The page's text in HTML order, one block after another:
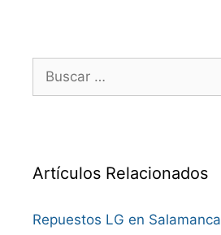
Buscar:
Artículos Relacionados
Repuestos LG en Salamanca